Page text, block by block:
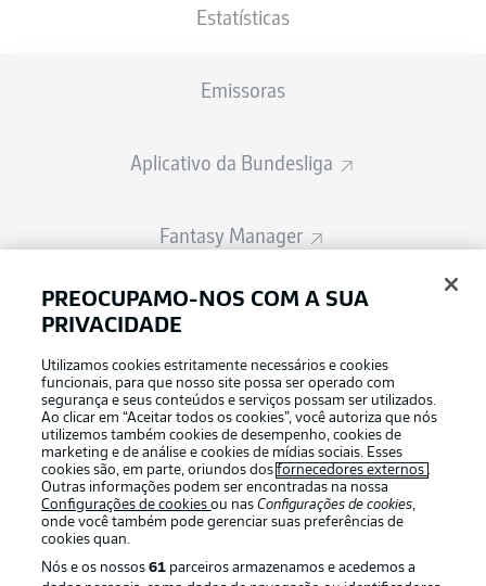
Estatísticas
Emissoras
Aplicativo da Bundesliga
Fantasy Manager
BUNDESLIGA-GROUP
Escolha seu idioma
Português Modo de visualização
Login
PREOCUPAMO-NOS COM A SUA
PRIVACIDADE
Utilizamos cookies estritamente necessários e cookies
funcionais, para que nosso site possa ser operado com
segurança e seus conteúdos e serviços possam ser utilizados.
Ao clicar em “Aceitar todos os cookies”, você autoriza que nós
utilizemos também cookies de desempenho, cookies de
marketing e de análise e cookies de mídias sociais. Esses
cookies são, em parte, oriundos dosfornecedores externos .
Outras informações podem ser encontradas na nossa
Configurações de cookiesou nasConfigurações de cookies,
onde você também pode gerenciar suas preferências de
cookies quan.
Nós e os nossos61 parceiros armazenamos e acedemos a